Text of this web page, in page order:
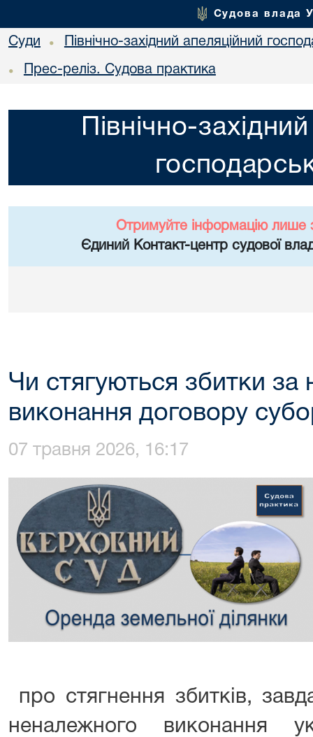
Судова влада
Суди • Північно-західний апеляційний
• Прес-реліз. Судова практика
Північно-
Отримуйте інформацію лише
Єдиний Контакт-центр судової
Чи стягуються збитки за
виконання договору
07 травня 2026, 16:17
про стягнення збитків,
неналежного виконання